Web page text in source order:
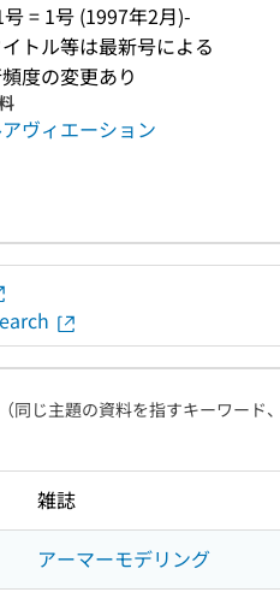
= 1号 (1997年2月)-
トル等は最新号による
度の変更あり
ヴィエーション
同じ主題の資料を指すキーワード
雑誌
アーマーモデリング